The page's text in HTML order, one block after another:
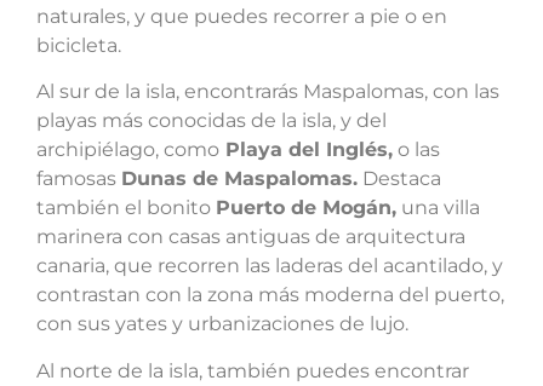
naturales, y que puedes recorrer a pie o en
bicicleta.
Al sur de la isla, encontrarás Maspalomas, con las
playas más conocidas de la isla, y del
archipiélago, como Playa del Inglés, o las
famosas Dunas de Maspalomas. Destaca
también el bonito Puerto de Mogán, una villa
marinera con casas antiguas de arquitectura
canaria, que recorren las laderas del acantilado, y
contrastan con la zona más moderna del puerto,
con sus yates y urbanizaciones de lujo.
Al norte de la isla, también puedes encontrar